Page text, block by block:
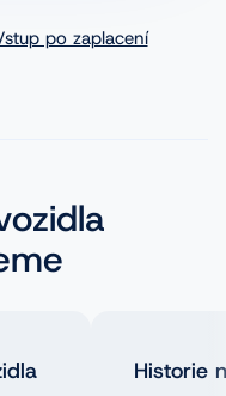
po zaplacení
Historie